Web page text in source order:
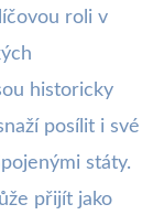
roli v
historicky
posílit i své
státy.
přijít jako